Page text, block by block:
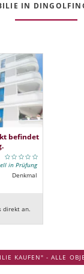
IN
befindet
in Prüfung
Denkmal
direkt an.
KAUFEN" - ALLE